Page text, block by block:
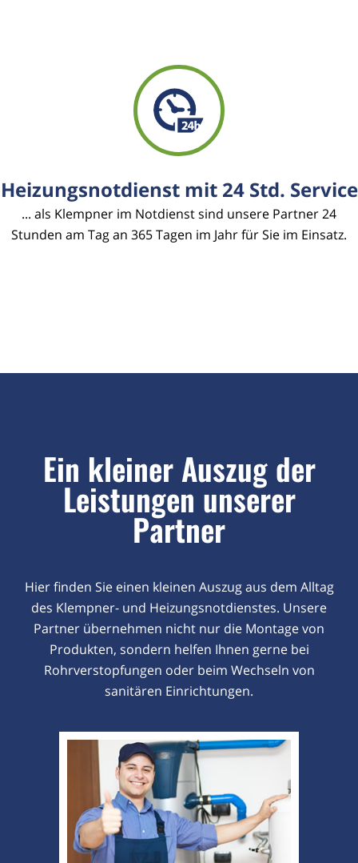
Heizungsnotdienst mit 24 Std. Service
... als Klempner im Notdienst sind unsere Partner 24
Stunden am Tag an 365 Tagen im Jahr für Sie im Einsatz.
Ein kleiner Auszug der
Leistungen unserer
Partner
Hier finden Sie einen kleinen Auszug aus dem Alltag
des Klempner- und Heizungsnotdienstes. Unsere
Partner übernehmen nicht nur die Montage von
Produkten, sondern helfen Ihnen gerne bei
Rohrverstopfungen oder beim Wechseln von
sanitären Einrichtungen.